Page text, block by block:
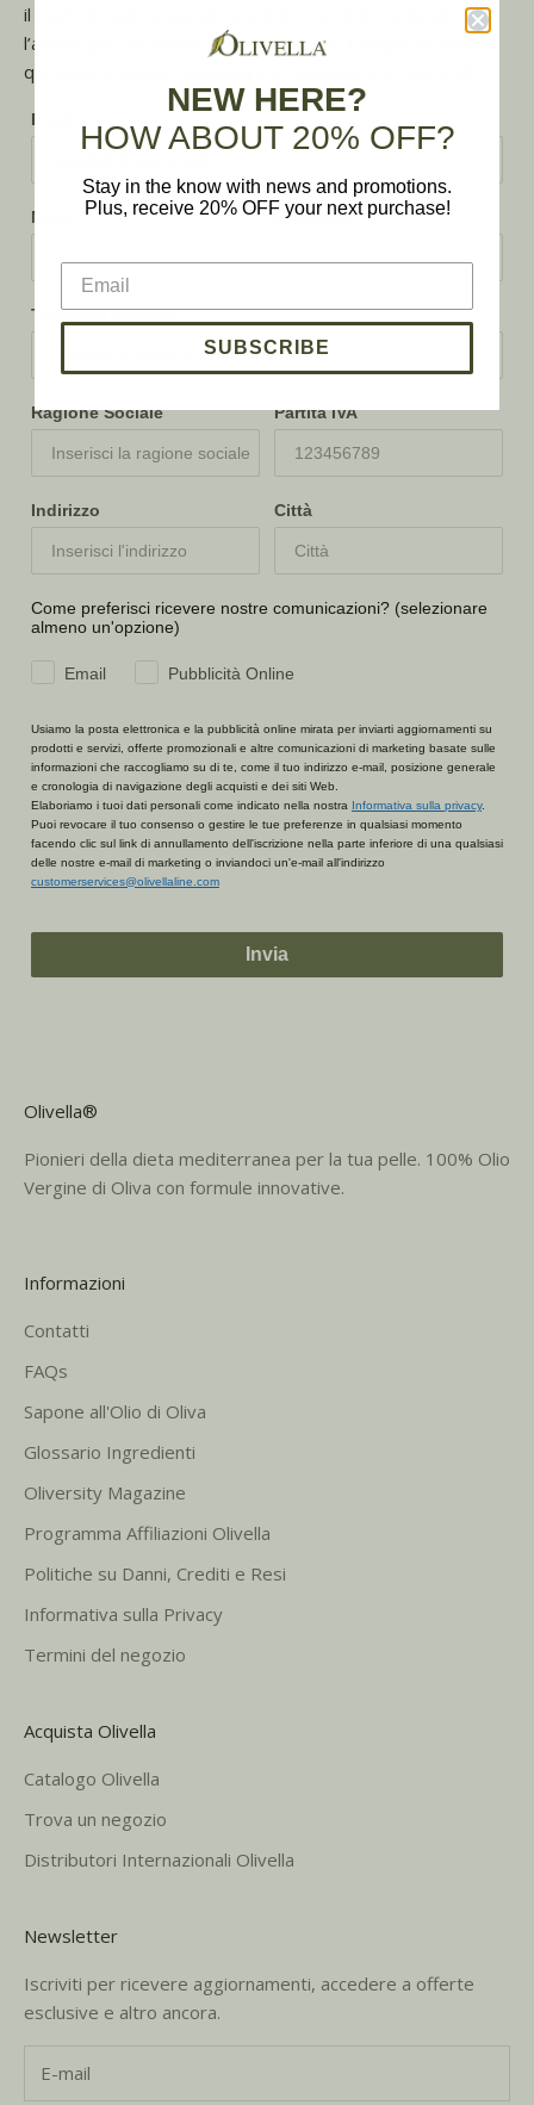
il made in Italy, la passione per la cosmetica naturale e
l’amore per noi stessi e per l'ambiente. Compila la scheda
qui sotto e scopri i vantaggi e le soluzioni a te riservati!
Email
Nome Cognome
Tipologia negozio
Ragione Sociale Partita IVA
Indirizzo Città
Come preferisci ricevere nostre comunicazioni? (selezionare
almeno un'opzione)
Email Pubblicità Online
Usiamo la posta elettronica e la pubblicità online mirata per inviarti aggiornamenti su
prodotti e servizi, offerte promozionali e altre comunicazioni di marketing basate sulle
informazioni che raccogliamo su di te, come il tuo indirizzo e-mail, posizione generale
e cronologia di navigazione degli acquisti e dei siti Web.
Elaboriamo i tuoi dati personali come indicato nella nostra Informativa sulla privacy.
Puoi revocare il tuo consenso o gestire le tue preferenze in qualsiasi momento
facendo clic sul link di annullamento dell'iscrizione nella parte inferiore di una qualsiasi
delle nostre e-mail di marketing o inviandoci un'e-mail all'indirizzo
customerservices@olivellaline.com
Invia
Olivella®
Pionieri della dieta mediterranea per la tua pelle. 100% Olio
Vergine di Oliva con formule innovative.
Informazioni
Contatti
FAQs
Sapone all'Olio di Oliva
Glossario Ingredienti
Oliversity Magazine
Programma Affiliazioni Olivella
Politiche su Danni, Crediti e Resi
Informativa sulla Privacy
Termini del negozio
Acquista Olivella
Catalogo Olivella
Trova un negozio
Distributori Internazionali Olivella
Newsletter
Iscriviti per ricevere aggiornamenti, accedere a offerte
esclusive e altro ancora.
NEW HERE?
HOW ABOUT 20% OFF?
Stay in the know with news and promotions.
Plus, receive 20% OFF your next purchase!
SUBSCRIBE